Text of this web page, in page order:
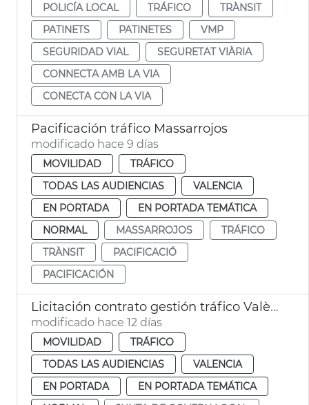
POLICÍA LOCAL
TRÁFICO
TRÀNSIT
PATINETS
PATINETES
VMP
SEGURIDAD VIAL
SEGURETAT VIÀRIA
CONNECTA AMB LA VIA
CONECTA CON LA VIA
Pacificación tráfico Massarrojos
modificado hace 9 días
MOVILIDAD
TRÁFICO
TODAS LAS AUDIENCIAS
VALENCIA
EN PORTADA
EN PORTADA TEMÁTICA
NORMAL
MASSARROJOS
TRÁFICO
TRÀNSIT
PACIFICACIÓ
PACIFICACIÓN
Licitación contrato gestión tráfico València
modificado hace 12 días
MOVILIDAD
TRÁFICO
TODAS LAS AUDIENCIAS
VALENCIA
EN PORTADA
EN PORTADA TEMÁTICA